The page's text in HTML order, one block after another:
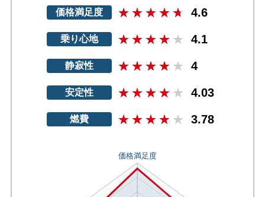
価格満足度 4.6
乗り心地 4.1
静寂性 4
安定性 4.03
燃費 3.78